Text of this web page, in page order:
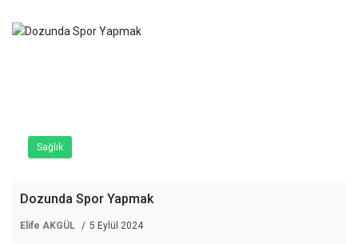
Sağlık
Dozunda Spor Yapmak
Elife AKGÜL 5 Eylül 2024